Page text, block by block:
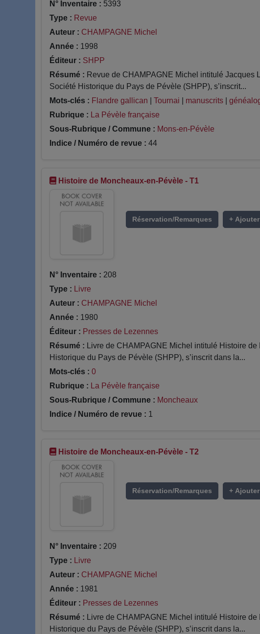
N° Inventaire : 5393
Type : Revue
Auteur : CHAMPAGNE Michel
Année : 1998
Éditeur : SHPP
Résumé : Revue de CHAMPAGNE Michel intitulé Jacques
Société Historique du Pays de Pévèle (SHPP), s’inscrit...
Mots-clés : Flandre gallican Tournai manuscrits
Rubrique : La Pévèle française
Sous-Rubrique / Commune : Mons-en-Pévèle
Indice / Numéro de revue : 44
Histoire de Moncheaux-en-Pévèle - T1
Réservation/Remarques +
N° Inventaire : 208
Type : Livre
Auteur : CHAMPAGNE Michel
Année : 1980
Éditeur : Presses de Lezennes
Résumé : Livre de CHAMPAGNE Michel intitulé Histoire
Historique du Pays de Pévèle (SHPP), s’inscrit dans la...
Mots-clés : 0
Rubrique : La Pévèle française
Sous-Rubrique / Commune : Moncheaux
Indice / Numéro de revue : 1
Histoire de Moncheaux-en-Pévèle - T2
Réservation/Remarques +
N° Inventaire : 209
Type : Livre
Auteur : CHAMPAGNE Michel
Année : 1981
Éditeur : Presses de Lezennes
Résumé : Livre de CHAMPAGNE Michel intitulé Histoire
Historique du Pays de Pévèle (SHPP), s’inscrit dans la...